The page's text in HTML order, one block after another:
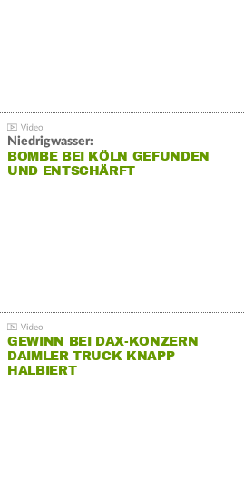
Niedrigwasser:
BOMBE BEI KÖLN GEFUNDEN
UND ENTSCHÄRFT
GEWINN BEI DAX-KONZERN
DAIMLER TRUCK KNAPP
HALBIERT